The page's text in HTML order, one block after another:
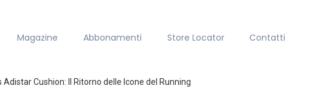
Magazine Abbonamenti Store Locator Contatti
Adistar Cushion: Il Ritorno delle Icone del Running